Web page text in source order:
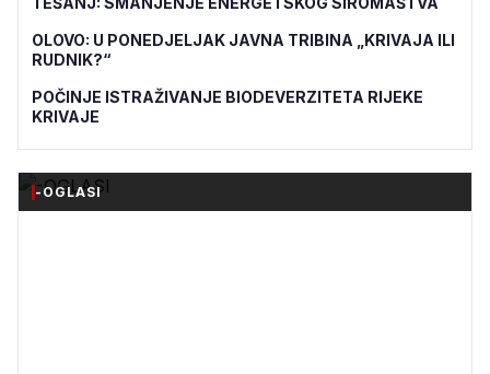
OLOVO: U PONEDJELJAK JAVNA TRIBINA „KRIVAJA ILI
RUDNIK?“
POČINJE ISTRAŽIVANJE BIODEVERZITETA RIJEKE
KRIVAJE
-OGLASI